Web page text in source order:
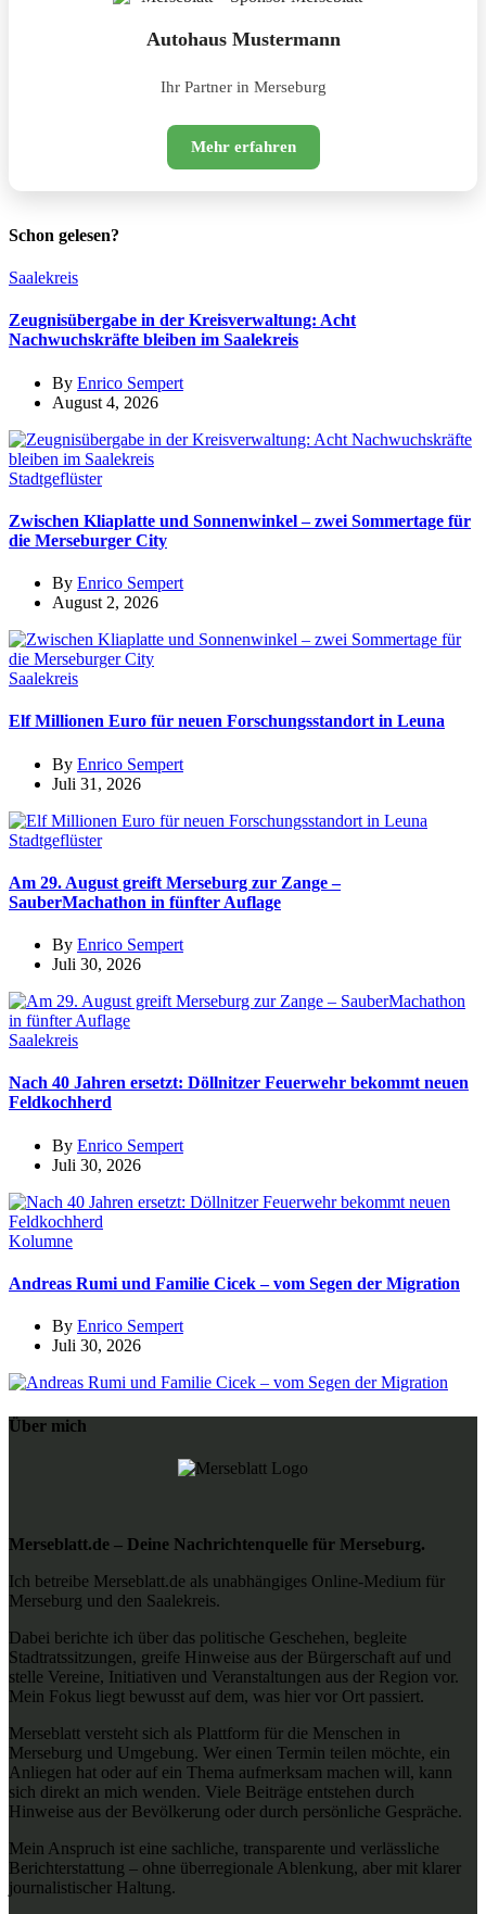
Autohaus Mustermann
Ihr Partner in Merseburg
Mehr erfahren
Schon gelesen?
Saalekreis
Zeugnisübergabe in der Kreisverwaltung: Acht
Nachwuchskräfte bleiben im Saalekreis
By Enrico Sempert
August 4, 2026
Stadtgeflüster
Zwischen Kliaplatte und Sonnenwinkel – zwei Sommertage für
die Merseburger City
By Enrico Sempert
August 2, 2026
Saalekreis
Elf Millionen Euro für neuen Forschungsstandort in Leuna
By Enrico Sempert
Juli 31, 2026
Stadtgeflüster
Am 29. August greift Merseburg zur Zange –
SauberMachathon in fünfter Auflage
By Enrico Sempert
Juli 30, 2026
Saalekreis
Nach 40 Jahren ersetzt: Döllnitzer Feuerwehr bekommt neuen
Feldkochherd
By Enrico Sempert
Juli 30, 2026
Kolumne
Andreas Rumi und Familie Cicek – vom Segen der Migration
By Enrico Sempert
Juli 30, 2026
Über mich
Merseblatt.de – Deine Nachrichtenquelle für Merseburg.
Ich betreibe Merseblatt.de als unabhängiges Online-Medium für
Merseburg und den Saalekreis.
Dabei berichte ich über das politische Geschehen, begleite
Stadtratssitzungen, greife Hinweise aus der Bürgerschaft auf und
stelle Vereine, Initiativen und Veranstaltungen aus der Region vor.
Mein Fokus liegt bewusst auf dem, was hier vor Ort passiert.
Merseblatt versteht sich als Plattform für die Menschen in
Merseburg und Umgebung. Wer einen Termin teilen möchte, ein
Anliegen hat oder auf ein Thema aufmerksam machen will, kann
sich direkt an mich wenden. Viele Beiträge entstehen durch
Hinweise aus der Bevölkerung oder durch persönliche Gespräche.
Mein Anspruch ist eine sachliche, transparente und verlässliche
Berichterstattung – ohne überregionale Ablenkung, aber mit klarer
journalistischer Haltung.